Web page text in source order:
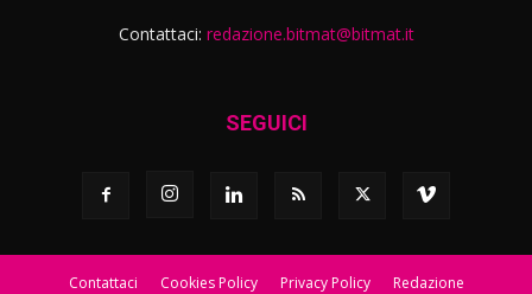
Contattaci: redazione.bitmat@bitmat.it
SEGUICI
Contattaci Cookies Policy Privacy Policy Redazione